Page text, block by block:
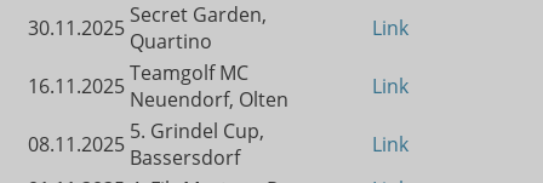
30.11.2025 Secret Garden,
Quartino
Link
16.11.2025Teamgolf MC
Neuendorf, Olten
Link
08.11.2025 5. Grindel Cup,
Bassersdorf
Link